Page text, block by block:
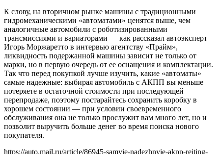
К слову, на вторичном рынке машины с традиционными
гидромеханическими «автоматами» ценятся выше, чем
аналогичные автомобили с роботизированными
трансмиссиями и вариаторами — как рассказал автоэксперт
Игорь Моржаретто в интервью агентству «Прайм»,
ликвидность подержанной машины зависит не только от
марки, но в первую очередь от ее оснащения и комплектации.
Так что перед покупкой лучше изучить, какие «автоматы»
самые надежные: выбирая автомобиль с АКПП вы меньше
потеряете в остаточной стоимости при последующей
перепродаже, поэтому постарайтесь сохранить коробку в
хорошем состоянии — при условии своевременного
обслуживания она не только прослужит вам много лет, но и
позволит выручить больше денег во время поиска нового
покупателя.
https://auto.mail.ru/article/86945-samyie-nadezhnyie-akpp-rejting-